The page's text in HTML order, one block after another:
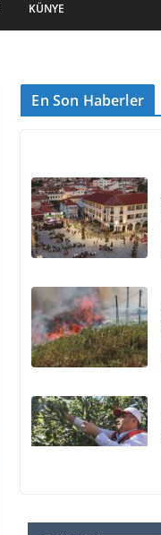
KÜNYE
En Son Haberler